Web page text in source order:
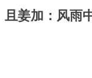
且姜加：风雨